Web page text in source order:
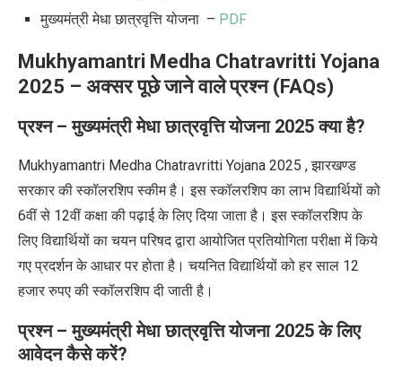
मुख्यमंत्री मेधा छात्रवृत्ति योजना – PDF
Mukhyamantri Medha Chatravritti Yojana
2025 – अक्सर पूछे जाने वाले प्रश्न ( FAQs)
प्रश्न – मुख्यमंत्री मेधा छात्रवृत्ति योजना 2025क्या है?
Mukhyamantri Medha Chatravritti Yojana 2025 ,झारखण्ड
सरकार की स्कॉलरशिप स्कीम है। इस स्कॉलरशिप का लाभ विद्यार्थियों को
6वीं से 12वीं कक्षा की पढ़ाई के लिए दिया जाता है। इस स्कॉलरशिप के
लिए विद्यार्थियों का चयन परिषद द्वारा आयोजित प्रतियोगिता परीक्षा में किये
गए प्रदर्शन के आधार पर होता है। चयनित विद्यार्थियों को हर साल 12
हजार रुपए की स्कॉलरशिप दी जाती है।
प्रश्न – मुख्यमंत्री मेधा छात्रवृत्ति योजना 2025के लिए
आवेदन कैसे करें?